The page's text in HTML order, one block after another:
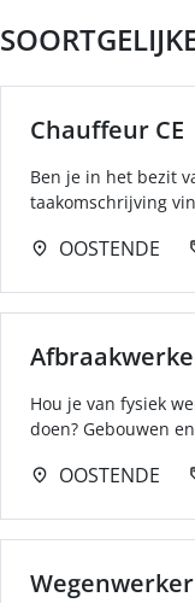
Chauffeur CE
Ben je in het bezit
taakomschrijving
OOSTENDE
Hou je van fysiek
doen? Gebouwen
OOSTENDE
Wegenwerker